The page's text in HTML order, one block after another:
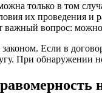
только в том
их проведения
вопрос: можно
Если в
При обнаружении